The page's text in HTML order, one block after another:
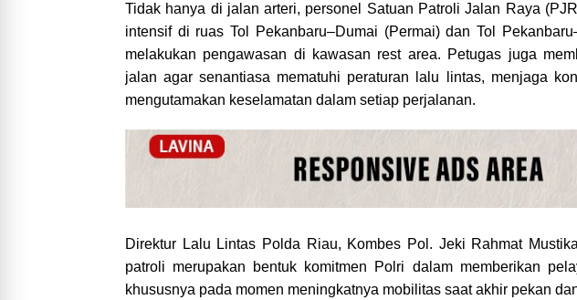
Tidak hanya di jalan arteri, personel Satuan Patroli Jalan Raya
intensif di ruas Tol Pekanbaru–Dumai (Permai) dan Tol
melakukan pengawasan di kawasan rest area. Petugas juga
jalan agar senantiasa mematuhi peraturan lalu lintas, menjaga
mengutamakan keselamatan dalam setiap perjalanan.
Direktur Lalu Lintas Polda Riau, Kombes Pol. Jeki Rahmat
patroli merupakan bentuk komitmen Polri dalam memberikan
khususnya pada momen meningkatnya mobilitas saat akhir pekan